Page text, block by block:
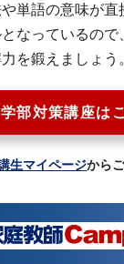
単語の意味が直
なっているので
を鍛えましょう
部対策講座は
生マイページから